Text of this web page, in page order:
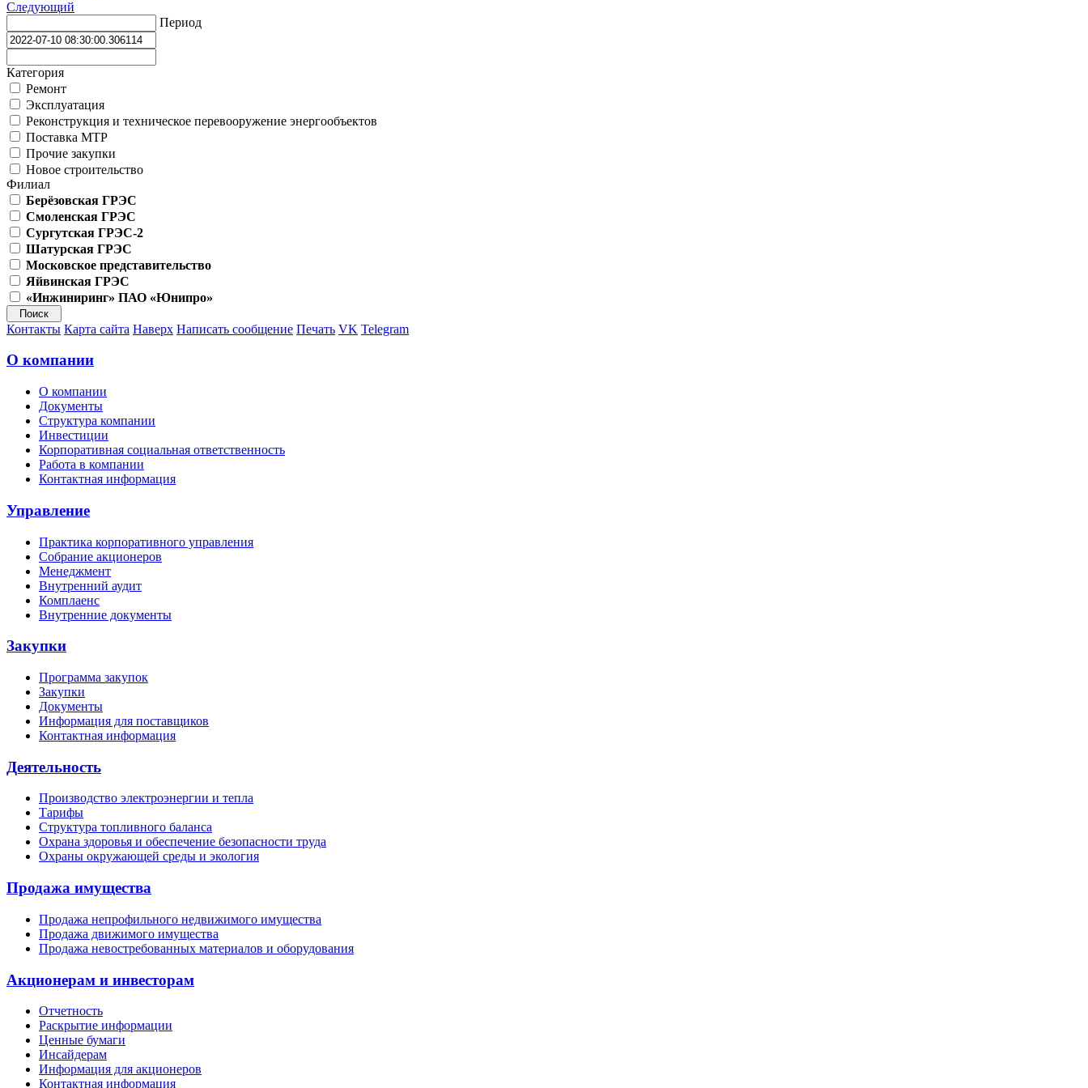
Следующий
Период
Категория
Ремонт
Эксплуатация
Реконструкция и техническое перевооружение энергообъектов
Поставка МТР
Прочие закупки
Новое строительство
Филиал
Берёзовская ГРЭС
Смоленская ГРЭС
Сургутская ГРЭС-2
Шатурская ГРЭС
Московское представительство
Яйвинская ГРЭС
«Инжиниринг» ПАО «Юнипро»
Контакты Карта сайта Наверх Написать сообщение Печать VK Telegram
О компании
О компании
Документы
Структура компании
Инвестиции
Корпоративная социальная ответственность
Работа в компании
Контактная информация
Управление
Практика корпоративного управления
Собрание акционеров
Менеджмент
Внутренний аудит
Комплаенс
Внутренние документы
Закупки
Программа закупок
Закупки
Документы
Информация для поставщиков
Контактная информация
Деятельность
Производство электроэнергии и тепла
Тарифы
Структура топливного баланса
Охрана здоровья и обеспечение безопасности труда
Охраны окружающей среды и экология
Продажа имущества
Продажа непрофильного недвижимого имущества
Продажа движимого имущества
Продажа невостребованных материалов и оборудования
Акционерам и инвесторам
Отчетность
Раскрытие информации
Ценные бумаги
Инсайдерам
Информация для акционеров
Контактная информация